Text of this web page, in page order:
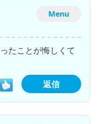
Menu
たことが悔しくて
返信